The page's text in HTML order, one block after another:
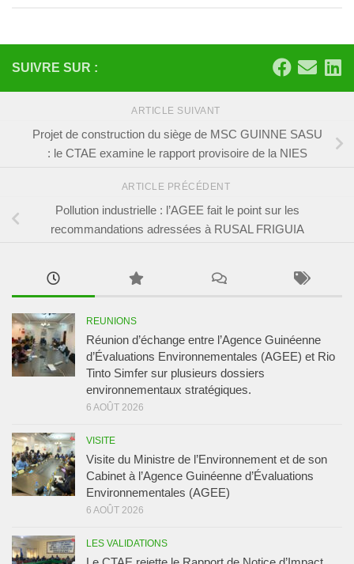
SUIVRE SUR :
ARTICLE SUIVANT
Projet de construction du siège de MSC GUINNE SASU
: le CTAE examine le rapport provisoire de la NIES
ARTICLE PRÉCÉDENT
Pollution industrielle : l’AGEE fait le point sur les
recommandations adressées à RUSAL FRIGUIA
REUNIONS
Réunion d’échange entre l’Agence Guinéenne
d’Évaluations Environnementales (AGEE) et Rio
Tinto Simfer sur plusieurs dossiers
environnementaux stratégiques.
6 AOÛT 2026
VISITE
Visite du Ministre de l’Environnement et de son
Cabinet à l’Agence Guinéenne d’Évaluations
Environnementales (AGEE)
6 AOÛT 2026
LES VALIDATIONS